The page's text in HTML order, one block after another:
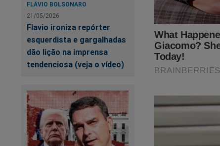
FLÁVIO BOLSONARO
21/05/2026
Flavio ironiza repórter
esquerdista e gargalhadas
dão lição na imprensa
tendenciosa (veja o vídeo)